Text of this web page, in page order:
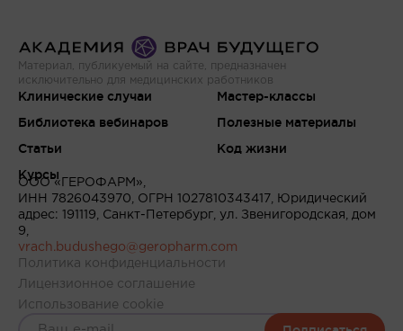
Материал, публикуемый на сайте, предназначен
исключительно для медицинских работников
Клинические случаи
Библиотека вебинаров
Статьи
Курсы
Мастер-классы
Полезные материалы
Код жизни
ООО «ГЕРОФАРМ»,
ИНН 7826043970, ОГРН 1027810343417, Юридический
адрес: 191119, Санкт-Петербург, ул. Звенигородская, дом
9,
vrach.budushego@geropharm.com
Политика конфиденциальности
Лицензионное соглашение
Использование cookie